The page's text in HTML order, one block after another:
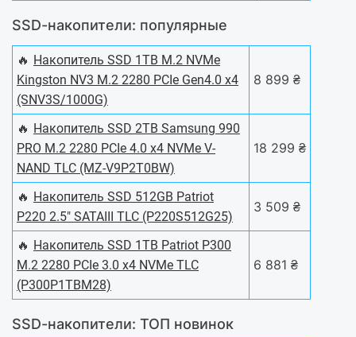
SSD-накопители: популярные
🔥 Накопитель SSD 1TB M.2 NVMe
Kingston NV3 M.2 2280 PCIe Gen4.0 x4
(SNV3S/1000G)
8 899 ₴
🔥 Накопитель SSD 2ТB Samsung 990
PRO M.2 2280 PCIe 4.0 x4 NVMe V-
NAND TLC (MZ-V9P2T0BW)
18 299 ₴
🔥 Накопитель SSD 512GB Patriot
P220 2.5" SATAIII TLC (P220S512G25)
3 509 ₴
🔥 Накопитель SSD 1TB Patriot P300
M.2 2280 PCIe 3.0 x4 NVMe TLC
(P300P1TBM28)
6 881 ₴
SSD-накопители: ТОП новинок